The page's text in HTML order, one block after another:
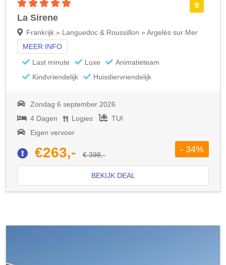
9
La Sirene
Frankrijk » Languedoc & Roussillon » Argelès sur Mer
MEER INFO
Last minute
Luxe
Animatieteam
Kindvriendelijk
Huisdiervriendelijk
Zondag 6 september 2026
4 Dagen
Logies
TUI
Eigen vervoer
€263,- € 398,-
- 34%
BEKIJK DEAL